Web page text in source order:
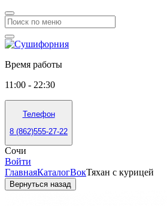
Время работы
11:00 - 22:30
Телефон
8 (862)555-27-22
Сочи
Войти
ГлавнаяКаталогВокТяхан с курицей
Вернуться назад